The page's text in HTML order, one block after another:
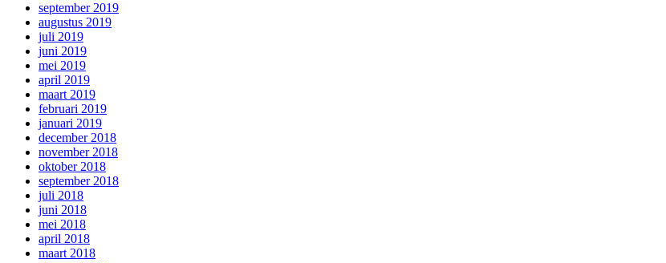
september 2019
augustus 2019
juli 2019
juni 2019
mei 2019
april 2019
maart 2019
februari 2019
januari 2019
december 2018
november 2018
oktober 2018
september 2018
juli 2018
juni 2018
mei 2018
april 2018
maart 2018